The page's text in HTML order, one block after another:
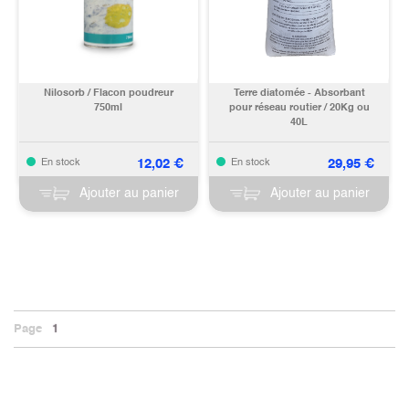
Nilosorb / Flacon poudreur
750ml
En stock 12,02€
Ajouter au panier
Terre diatomée - Absorbant
pour réseau routier / 20Kg ou
40L
En stock 29,95€
Ajouter au panier
Page 1